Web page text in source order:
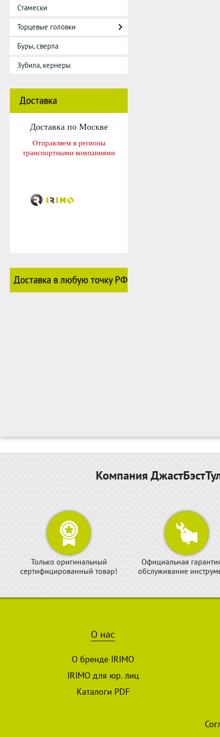
Стамески
Торцевые головки
Буры, сверла
Зубила, кернеры
Доставка
Доставка по Москве
Отправляем в регионы
транспортными компаниями
Доставка в любую точку РФ
Компания
Только оригинальный
сертифицированный товар!
Официальная
обслуживание
О нас
О бренде IRIMO
IRIMO для юр. лиц
Каталоги PDF